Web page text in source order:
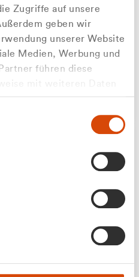
Zugriffe auf unsere
geben wir
unserer Website
Medien, Werbung und
führen diese